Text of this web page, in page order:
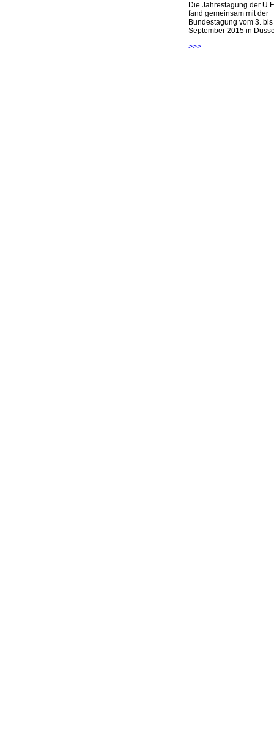
Die Jahrestagung der
fand gemeinsam mit der
Bundestagung vom 3. bis
September 2015 in
>>>